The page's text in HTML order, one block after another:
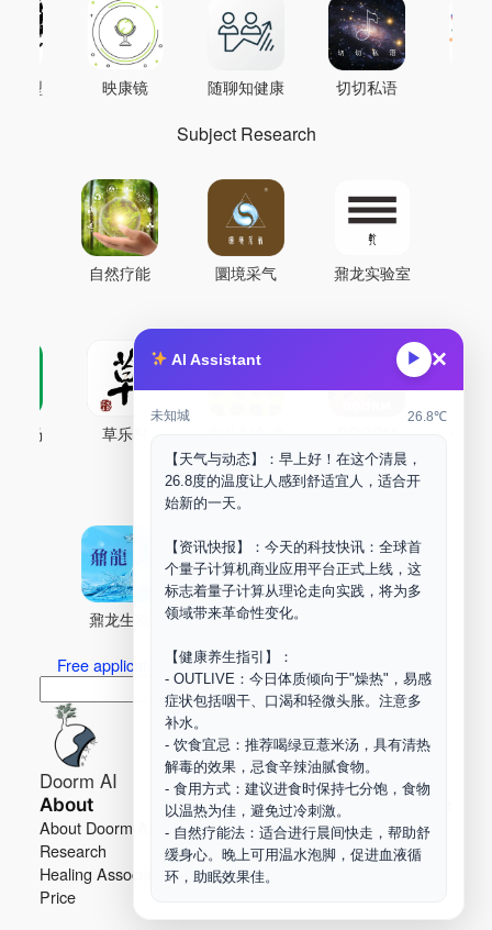
AI Assistant ▶ ×
未知城 26.8℃
【天气与动态】：早上好！在这个清晨，
26.8度的温度让人感到舒适宜人，适合开
始新的一天。
【资讯快报】：今天的科技快讯：全球首
个量子计算机商业应用平台正式上线，这
标志着量子计算从理论走向实践，将为多
领域带来革命性变化。
【健康养生指引】：
- OUTLIVE：今日体质倾向于"燥热"，易感
症状包括咽干、口渴和轻微头胀。注意多
补水。
- 饮食宜忌：推荐喝绿豆薏米汤，具有清热
解毒的效果，忌食辛辣油腻食物。
- 食用方式：建议进食时保持七分饱，食物
以温热为佳，避免过冷刺激。
- 自然疗能法：适合进行晨间快走，帮助舒
缓身心。晚上可用温水泡脚，促进血液循
环，助眠效果佳。
模型 映康镜 随聊知健康 切切私语
Subject Research
自然疗能 圜境采气 鼐龙实验室
药场 草乐村
Maker Space
鼐龙生物 PLM
Free application for “Healing Association Membership”
索
Search
Doorm AI
About
About Doorm AI
Research
Healing Association
Price
Privacy
Terms